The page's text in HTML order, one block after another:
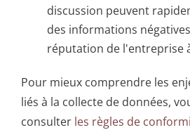
discussion peuvent
des informations
réputation de l'entreprise
Pour mieux comprendre les
liés à la collecte de données,
consulter les règles de